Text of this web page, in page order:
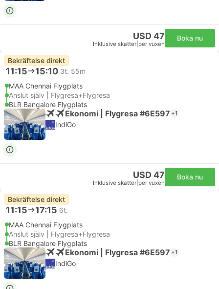
USD 47
Inklusive skatter per vuxen
Boka nu
Bekräftelse direkt
11:15 15:10 3t. 55m
MAA Chennai Flygplats
Anslut själv | Flygresa+Flygresa
BLR Bangalore Flygplats
Ekonomi | Flygresa #6E597 +1
IndiGo
USD 47
Inklusive skatter per vuxen
Boka nu
Bekräftelse direkt
11:15 17:15 6t.
MAA Chennai Flygplats
Anslut själv | Flygresa+Flygresa
BLR Bangalore Flygplats
Ekonomi | Flygresa #6E597 +1
IndiGo